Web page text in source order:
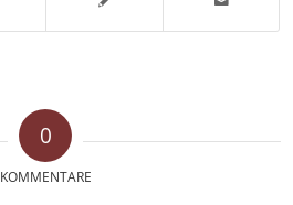
0
KOMMENTARE